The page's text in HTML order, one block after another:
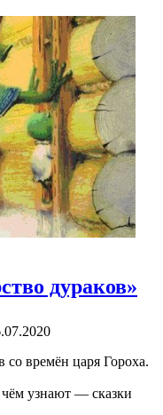
дураков»
со времён царя Гороха.
узнают — сказки